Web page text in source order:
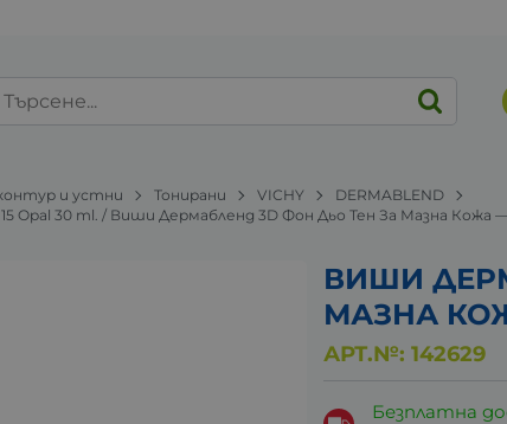
и устни Тонирани VICHY
DERMABLEND
Opal 30 ml. / Виши Дермабленд 3D Фон Дьо Тен За Мазна Кожа —
ВИШИ
МАЗНА
АРТ.№: 142629
Безплатна